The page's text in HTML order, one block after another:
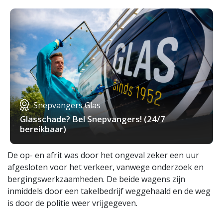
Snepvangers Glas
Glasschade? Bel Snepvangers! (24/7
bereikbaar)
De op- en afrit was door het ongeval zeker een uur
afgesloten voor het verkeer, vanwege onderzoek en
bergingswerkzaamheden. De beide wagens zijn
inmiddels door een takelbedrijf weggehaald en de weg
is door de politie weer vrijgegeven.